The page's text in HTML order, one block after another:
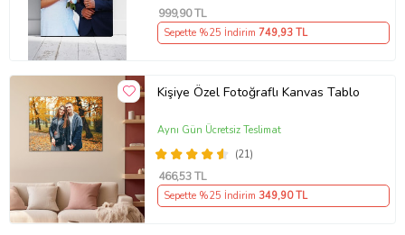
999,90 TL
Sepette %25 İndirim 749,93 TL
Kişiye Özel Fotoğraflı Kanvas Tablo
(21)
Aynı Gün Ücretsiz Teslimat
466,53 TL
Sepette %25 İndirim 349,90 TL